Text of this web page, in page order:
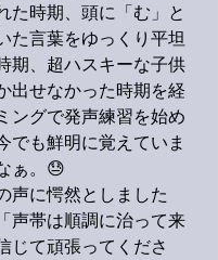
た時期、頭に「む」と
た言葉をゆっくり平坦
期、超ハスキーな子供
出せなかった時期を経
ングで発声練習を始め
でも鮮明に覚えていま
ぁ。😓
声に愕然としました
声帯は順調に治って来
じて頑張ってくださ